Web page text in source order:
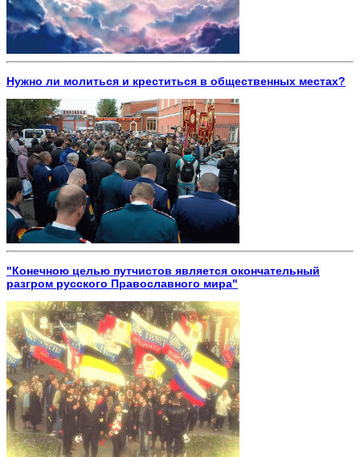
Нужно ли молиться и креститься в общественных местах?
"Конечною целью путчистов является окончательный
разгром русского Православного мира"